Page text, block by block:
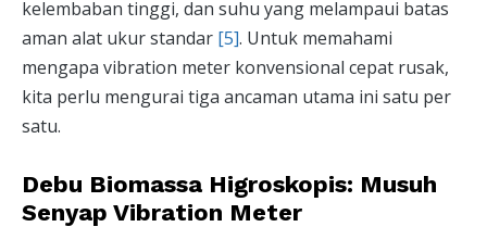
kelembaban tinggi, dan suhu yang melampaui batas
aman alat ukur standar [5]. Untuk memahami
mengapa vibration meter konvensional cepat rusak,
kita perlu mengurai tiga ancaman utama ini satu per
satu.
Debu Biomassa Higroskopis: Musuh
Senyap Vibration Meter